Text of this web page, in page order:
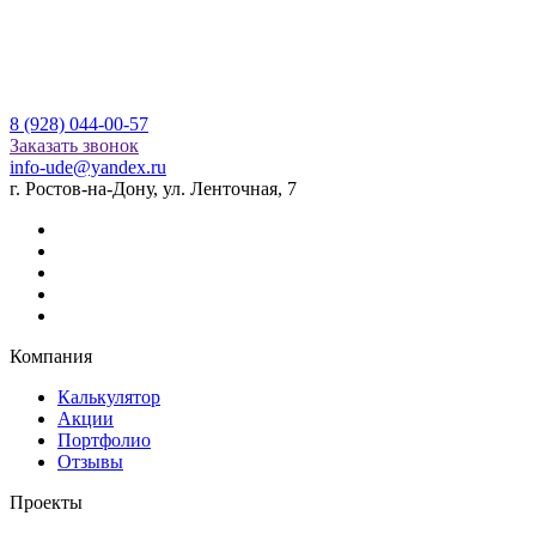
8 (928) 044-00-57
Заказать звонок
info-ude@yandex.ru
г. Ростов-на-Дону, ул. Ленточная, 7
Компания
Калькулятор
Акции
Портфолио
Отзывы
Проекты